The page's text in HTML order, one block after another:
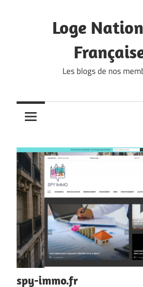
Loge
Les blogs de nos
spy-immo.fr